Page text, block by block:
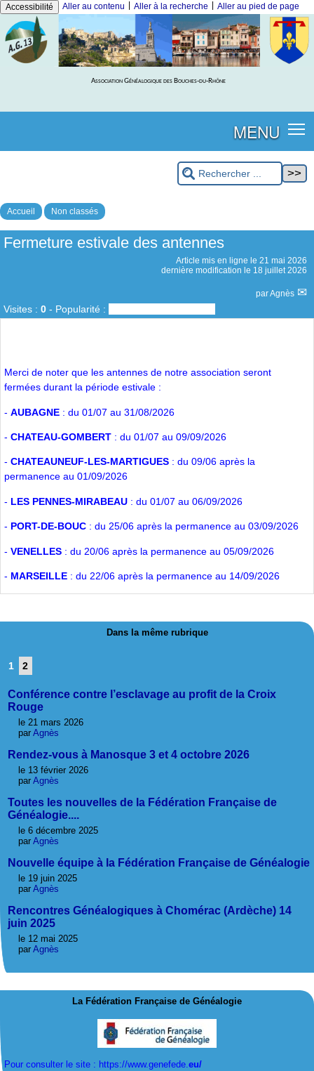
Accessibilité Aller au contenu Aller à la recherche Aller au pied de page
Association Généalogique des Bouches-du-Rhône
MENU
Accueil Non classés
Fermeture estivale des antennes
Article mis en ligne le 21 mai 2026
dernière modification le 18 juillet 2026
parAgnès
Visites : 0 - Popularité :
Merci de noter que les antennes de notre association seront
fermées durant la période estivale :
- AUBAGNE : du 01/07 au 31/08/2026
- CHATEAU-GOMBERT : du 01/07 au 09/09/2026
- CHATEAUNEUF-LES-MARTIGUES : du 09/06 après la
permanence au 01/09/2026
- LES PENNES-MIRABEAU : du 01/07 au 06/09/2026
- PORT-DE-BOUC : du 25/06 après la permanence au 03/09/2026
- VENELLES : du 20/06 après la permanence au 05/09/2026
- MARSEILLE : du 22/06 après la permanence au 14/09/2026
Dans la même rubrique
1 2
Conférence contre l’esclavage au profit de la Croix
Rouge
le 21 mars 2026
par Agnès
Rendez-vous à Manosque 3 et 4 octobre 2026
le 13 février 2026
par Agnès
Toutes les nouvelles de la Fédération Française de
Généalogie....
le 6 décembre 2025
par Agnès
Nouvelle équipe à la Fédération Française de Généalogie
le 19 juin 2025
par Agnès
Rencontres Généalogiques à Chomérac (Ardèche) 14
juin 2025
le 12 mai 2025
par Agnès
La Fédération Française de Généalogie
Pour consulter le site : https://www.genefede. eu/